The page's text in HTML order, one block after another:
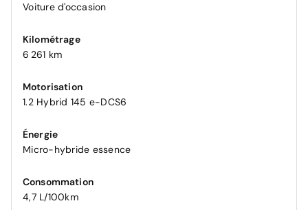
Voiture d'occasion
Kilométrage
6 261 km
Motorisation
1.2 Hybrid 145 e-DCS6
Énergie
Micro-hybride essence
Consommation
4,7 L/100km